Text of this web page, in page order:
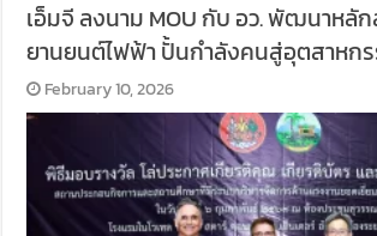
เอ็มจี ลงนาม MOU กับ อว. พัฒนาหลัก
ยานยนต์ไฟฟ้า ปั้นกำลังคนสู่อุตสาหก
February 10, 2026